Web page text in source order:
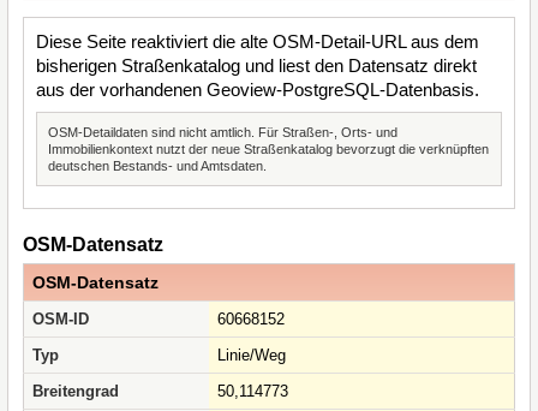
Diese Seite reaktiviert die alte OSM-Detail-URL aus dem
bisherigen Straßenkatalog und liest den Datensatz direkt
aus der vorhandenen Geoview-PostgreSQL-Datenbasis.
OSM-Detaildaten sind nicht amtlich. Für Straßen-, Orts- und
Immobilienkontext nutzt der neue Straßenkatalog bevorzugt die verknüpften
deutschen Bestands- und Amtsdaten.
OSM-Datensatz
OSM-Datensatz
OSM-ID
60668152
Typ
Linie/Weg
Breitengrad
50,114773